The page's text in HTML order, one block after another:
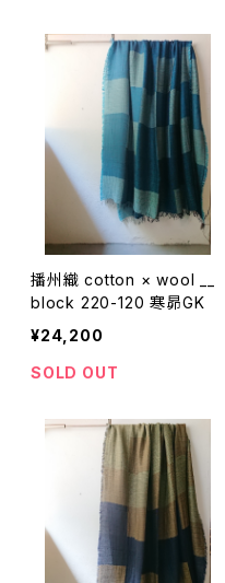
播州織 cotton × wool __
block 220-120 寒昴GK
¥24,200
SOLD OUT